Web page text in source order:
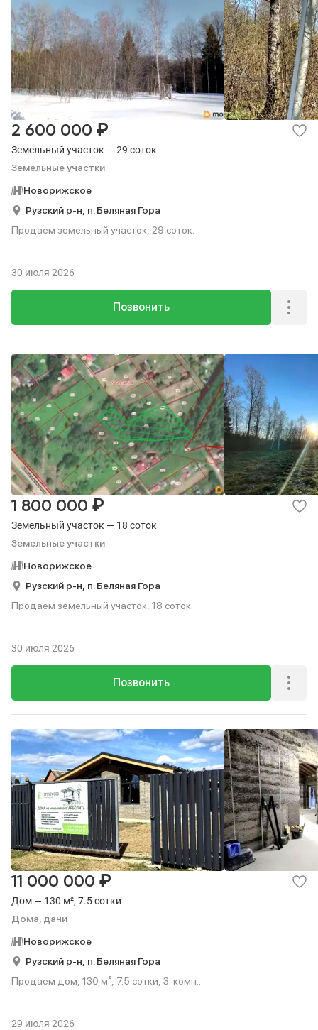
Земельный участок — 29 соток
Земельные участки
2 600 000 ₽
Новорижское
Рузский р-н, п. Беляная Гора
Продаем земельный участок, 29 соток.
Позвонить
30 июля 2026
Земельный участок — 18 соток
Земельные участки
1 800 000 ₽
Новорижское
Рузский р-н, п. Беляная Гора
Продаем земельный участок, 18 соток.
Позвонить
30 июля 2026
Дом — 130 м², 7.5 сотки
Дома, дачи
11 000 000 ₽
Новорижское
Рузский р-н, п. Беляная Гора
Продаем дом, 130 м², 7.5 сотки, 3-комн..
29 июля 2026